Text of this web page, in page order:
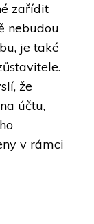
zařídit
nebudou
je také
že
účtu,
v rámci